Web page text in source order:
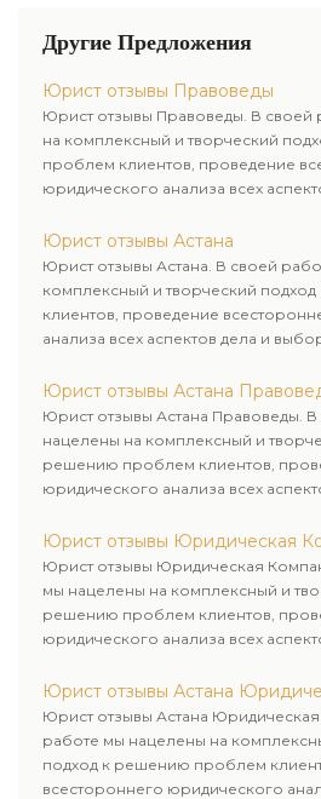
считают демонстрацией
обычно раздел имущества
мужей приходится
осуществлять чрез суд.
Другие Предложения
Юрист отзывы Правоведы
Юрист отзывы Правоведы. В своей
на комплексный и творческий
проблем клиентов, проведение
юридического анализа всех
Юрист отзывы Астана
Юрист отзывы Астана. В своей
комплексный и творческий
клиентов, проведение
анализа всех аспектов дела и
Юрист отзывы Астана
Юрист отзывы Астана Правоведы.
нацелены на комплексный и
решению проблем клиентов,
юридического анализа всех
Юрист отзывы Юридическая
Юрист отзывы Юридическая
мы нацелены на комплексный и
решению проблем клиентов,
юридического анализа всех
Юрист отзывы Астана
Юрист отзывы Астана
работе мы нацелены на
подход к решению проблем
всестороннего юридического